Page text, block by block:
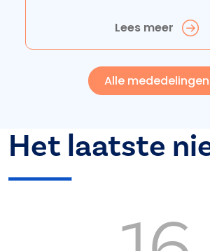
Lees meer
Alle mededelingen
Het laatste